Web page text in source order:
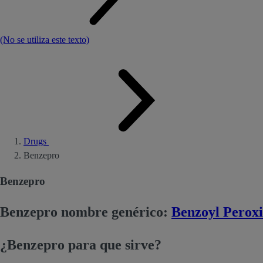
(No se utiliza este texto)
Drugs
Benzepro
Benzepro
Benzepro nombre genérico: Benzoyl
¿Benzepro para que sirve?